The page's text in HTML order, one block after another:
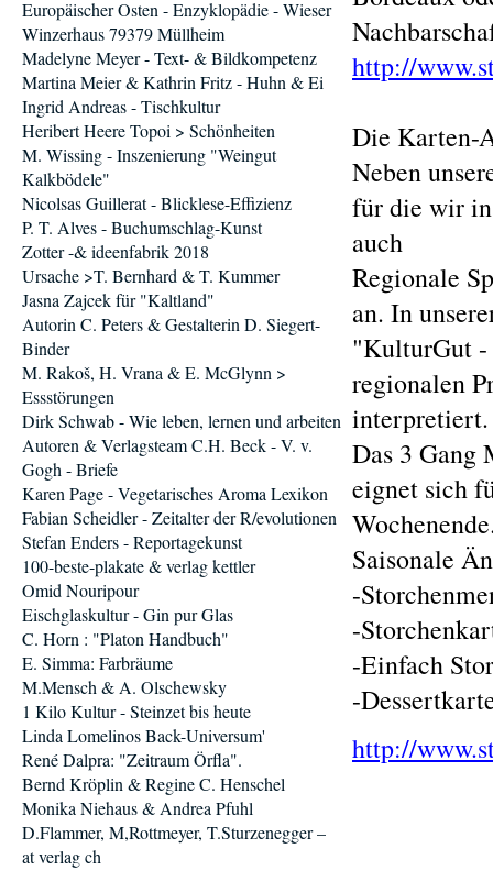
http://
Die Karten-
Neben
für die wir in
auch
Regionale
an. In
"KulturGut -
regionalen
interpretiert.
Das 3 Gang
eignet sich
Saisonale
-
-
-Einfach
-
http://
Europäischer Osten - Enzyklopädie - Wieser
Winzerhaus 79379 Müllheim
Madelyne Meyer - Text- & Bildkompetenz
Martina Meier & Kathrin Fritz - Huhn & Ei
Ingrid Andreas - Tischkultur
Heribert Heere Topoi > Schönheiten
M. Wissing - Inszenierung "Weingut
Kalkbödele"
Nicolsas Guillerat - Blicklese-Effizienz
P. T. Alves - Buchumschlag-Kunst
Zotter -& ideenfabrik 2018
Ursache >T. Bernhard & T. Kummer
Jasna Zajcek für "Kaltland"
Autorin C. Peters & Gestalterin D. Siegert-
Binder
M. Rakoš, H. Vrana & E. McGlynn >
Essstörungen
Dirk Schwab - Wie leben, lernen und arbeiten
Autoren & Verlagsteam C.H. Beck - V. v.
Gogh - Briefe
Karen Page - Vegetarisches Aroma Lexikon
Fabian Scheidler - Zeitalter der R/evolutionen
Stefan Enders - Reportagekunst
100-beste-plakate & verlag kettler
Omid Nouripour
Eischglaskultur - Gin pur Glas
C. Horn : "Platon Handbuch"
E. Simma: Farbräume
M.Mensch & A. Olschewsky
1 Kilo Kultur - Steinzet bis heute
Linda Lomelinos Back-Universum'
René Dalpra: "Zeitraum Örfla".
Bernd Kröplin & Regine C. Henschel
Monika Niehaus & Andrea Pfuhl
D.Flammer, M,Rottmeyer, T.Sturzenegger –
at verlag ch